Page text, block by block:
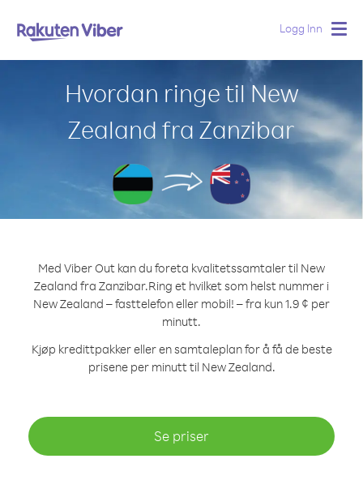
Logg Inn
Hvordan ringe til New
Zealand fra Zanzibar
Med Viber Out kan du foreta kvalitetssamtaler til New
Zealand fra Zanzibar.Ring et hvilket som helst nummer i
New Zealand – fasttelefon eller mobil! – fra kun 1.9 ¢ per
minutt.
Kjøp kredittpakker eller en samtaleplan for å få de beste
prisene per minutt til New Zealand.
Se priser